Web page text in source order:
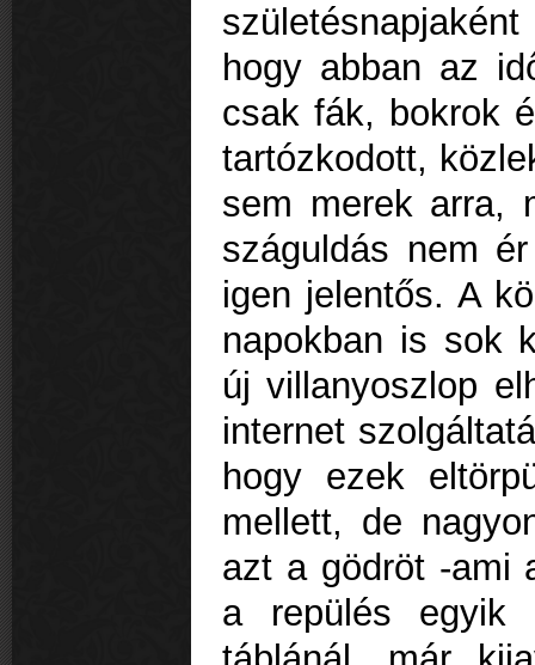
hogy abban az
csak fák, bokrok
tartózkodott,
sem merek arra,
száguldás nem
igen jelentős. A
napokban is sok
új villanyoszlop
internet
hogy ezek
mellett, de
azt a gödröt -ami
a repülés egyik